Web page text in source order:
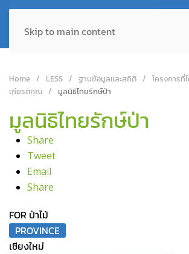
Skip to main content
Home LESS ฐานข้อมูลและสถิติ
โครงการที่
เกียรติคุณ
มูลนิธิไทยรักษ์ป่า
มูลนิธิไทยรักษ์ป่า
Share
Tweet
Email
Share
FOR ป่าไม้
PROVINCE
เชียงใหม่